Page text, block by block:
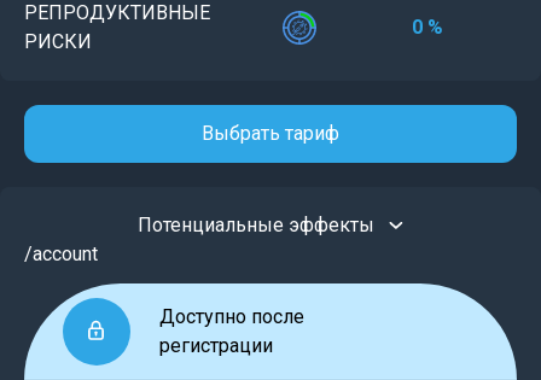
РЕПРОДУКТИВНЫЕ
РИСКИ
0 %
Выбрать тариф
Потенциальные эффекты
/account
Доступно после
регистрации